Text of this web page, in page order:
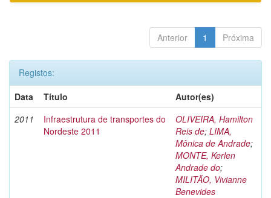
Anterior 1 Próxima
Registos:
Data
Título
Autor(es)
2011
Infraestrutura de transportes do
Nordeste 2011
OLIVEIRA, Hamilton
Reis de; LIMA,
Mônica de Andrade;
MONTE, Kerlen
Andrade do;
MILITÃO, Vivianne
Benevides